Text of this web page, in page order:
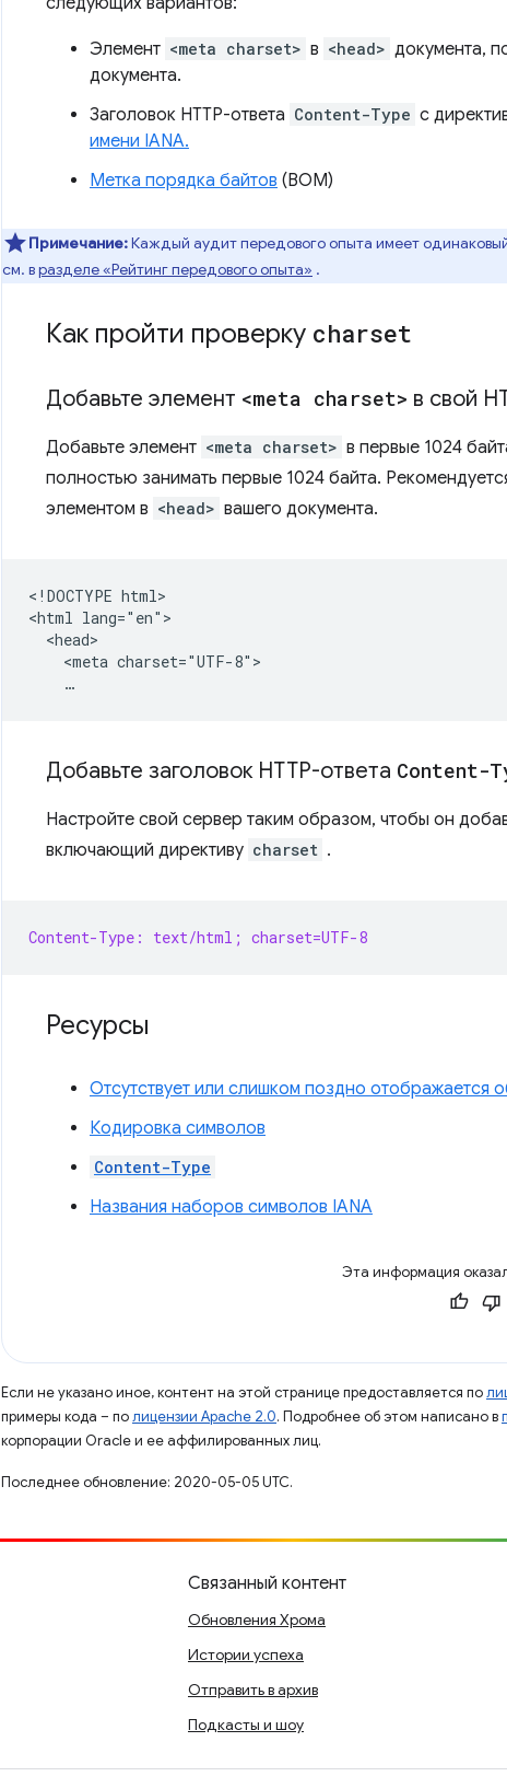
Элемент <meta charset> в <head> документа,
документа.
Заголовок HTTP-ответа Content-Type с
имени IANA.
Метка порядка байтов (BOM)
Примечание:Каждый аудит передового опыта имеет
см. вразделе «Рейтинг передового опыта» .
Как пройти проверку charset
Добавьте элемент <meta charset> в свой
Добавьте элемент <meta charset> в первые 1024
полностью занимать первые 1024 байта.
элементом в <head> вашего документа.
<!DOCTYPE html>
<html lang="en">
  <head>
    <meta charset="UTF-8">
Добавьте заголовок HTTP-ответа Content-
Настройте свой сервер таким образом, чтобы он
включающий директиву charset .
Content-Type: text/html; charset=UTF-8
Ресурсы
Отсутствует или слишком поздно отображается
Кодировка символов
Content-Type
Названия наборов символов IANA
Эта информация
Если не указано иное, контент на этой странице предоставляется по
примеры кода – полицензии Apache 2.0. Подробнее об этом написано в
корпорации Oracle и ее аффилированных лиц.
Последнее обновление: 2020-05-05 UTC.
Связанный контент
Обновления Хрома
Истории успеха
Отправить в архив
Подкасты и шоу